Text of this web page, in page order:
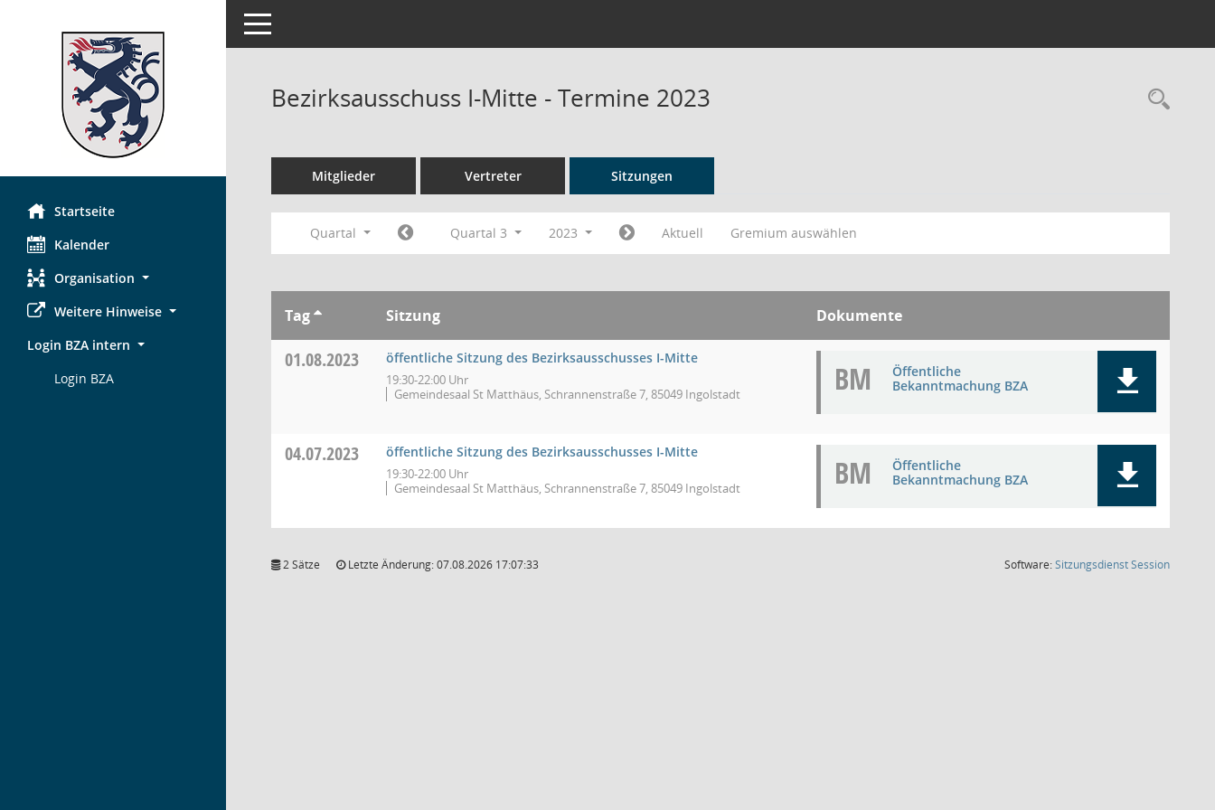
Startseite
Kalender
Organisation
Weitere Hinweise
Login BZA intern
Login BZA
Toggle navigation
Bezirksausschuss I-Mitte - Termine 2023
Mitglieder Vertreter Sitzungen
Quartal Quartal 3 2023 Aktuell Gremium auswählen
Tag Sitzung Dokumente
01.08.2023 öffentliche Sitzung des Bezirksausschusses I-Mitte
19:30-22:00 Uhr
Gemeindesaal St Matthäus, Schrannenstraße 7, 85049 Ingolstadt
BM
Öffentliche
Bekanntmachung BZA
04.07.2023 öffentliche Sitzung des Bezirksausschusses I-Mitte
19:30-22:00 Uhr
Gemeindesaal St Matthäus, Schrannenstraße 7, 85049 Ingolstadt
BM
Öffentliche
Bekanntmachung BZA
2 Sätze Letzte Änderung: 07.08.2026 17:07:33 Software:SitzungsdienstSession(Wird in